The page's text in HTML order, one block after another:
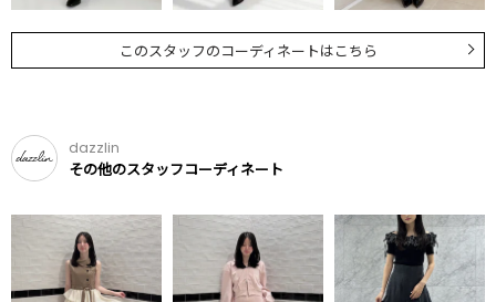
このスタッフのコーディネートはこちら
dazzlin
その他のスタッフコーディネート